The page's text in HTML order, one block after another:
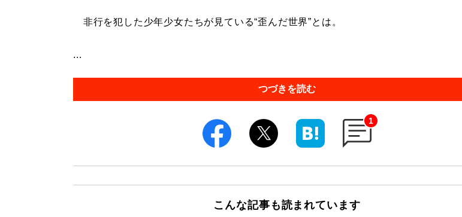
非行を犯した少年少女たちが見ている“歪んだ世界”とは。
...
つづきを読む
1
こんな記事も読まれています